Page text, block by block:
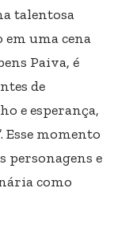
talentosa
uma cena
Paiva, é
de
e esperança,
Esse momento
personagens e
como